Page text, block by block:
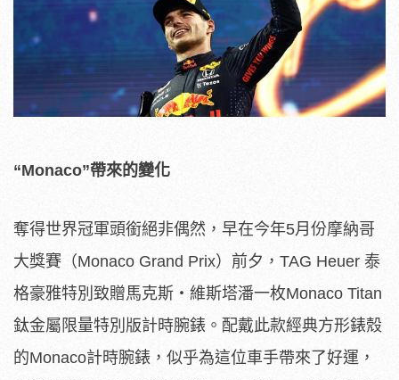
“Monaco”帶來的變化
奪得世界冠軍頭銜絕非偶然，早在今年5月份摩納哥
大獎賽（Monaco Grand Prix）前夕，TAG Heuer 泰
格豪雅特別致贈馬克斯‧維斯塔潘一枚Monaco Titan
鈦金屬限量特別版計時腕錶。配戴此款經典方形錶殼
的Monaco計時腕錶，似乎為這位車手帶來了好運，